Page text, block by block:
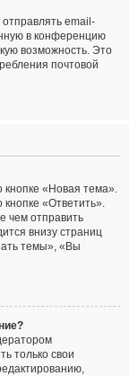
отправлять email-
в конференцию
возможность. Это
почтовой
«Новая тема».
«Ответить».
чем отправить
внизу страниц
темы», «Вы
только свои